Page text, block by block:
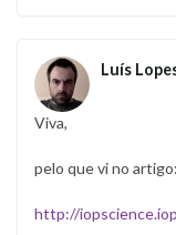
Luís
Viva,
pelo que vi no artigo:
http://